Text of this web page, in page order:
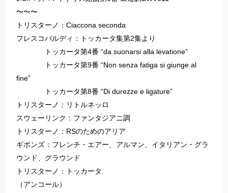
〜〜〜
トリスターノ：Ciaccona seconda
フレスコバルディ：トッカータ集第2集より
トッカータ第4番 “da suonarsi alla levatione”
トッカータ第9番 “Non senza fatiga si giunge al
fine”
トッカータ第8番 “Di durezze e ligature”
トリスターノ：リトルネッロ
スウェーリンク：ファンタジアニ調
トリスターノ：RSのためのアリア
ギボンズ：フレンチ・エアー、アルマン、イタリアン・グラ
ウンド、グラウンド
トリスターノ：トッカータ
（アンコール）